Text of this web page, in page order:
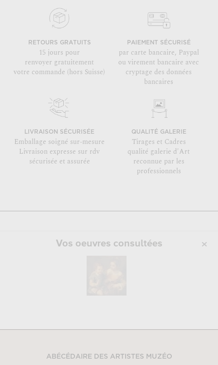
RETOURS GRATUITS
15 jours pour
renvoyer gratuitement
votre commande (hors Suisse)
PAIEMENT SÉCURISÉ
par carte bancaire, Paypal
ou virement bancaire avec
cryptage des données
bancaires
LIVRAISON SÉCURISÉE
Emballage soigné sur-mesure
Livraison expresse sur rdv
sécurisée et assurée
QUALITÉ GALERIE
Tirages et Cadres
qualité galerie d'Art
reconnue par les
professionnels
Vos oeuvres consultées
ABÉCÉDAIRE DES ARTISTES MUZÉO